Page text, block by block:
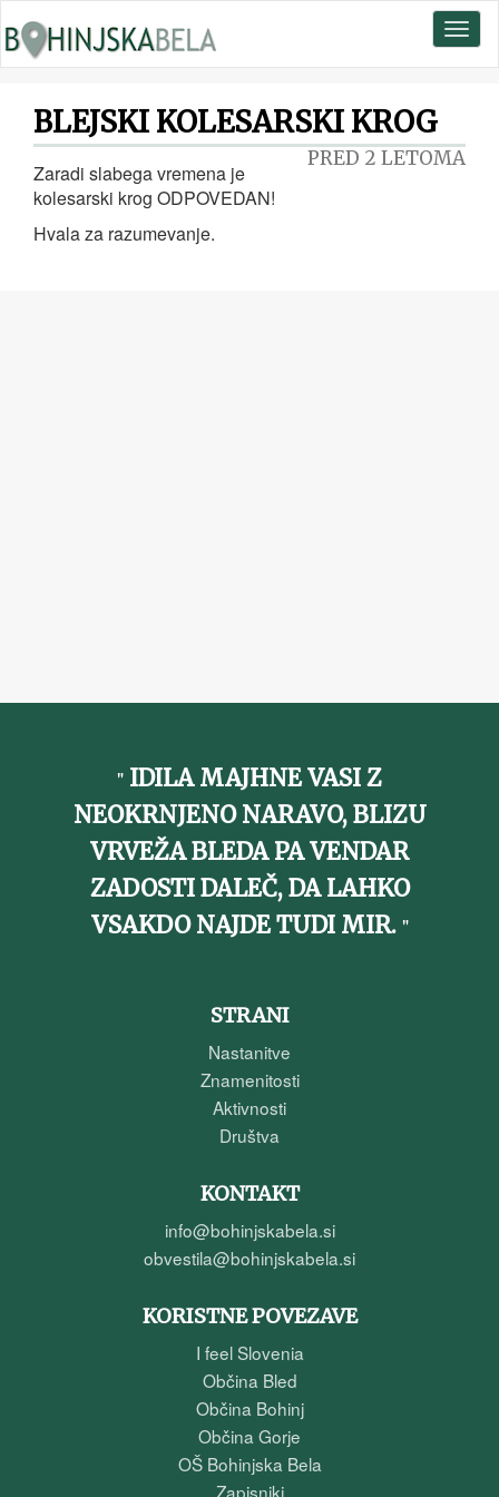
BLEJSKI KOLESARSKI KROG
PRED 2 LETOMA
Zaradi slabega vremena je
kolesarski krog ODPOVEDAN!
Hvala za razumevanje.
IDILA MAJHNE VASI Z
NEOKRNJENO NARAVO, BLIZU
VRVEŽA BLEDA PA VENDAR
ZADOSTI DALEČ, DA LAHKO
VSAKDO NAJDE TUDI MIR.
STRANI
Nastanitve
Znamenitosti
Aktivnosti
Društva
KONTAKT
info@bohinjskabela.si
obvestila@bohinjskabela.si
KORISTNE POVEZAVE
I feel Slovenia
Občina Bled
Občina Bohinj
Občina Gorje
OŠ Bohinjska Bela
Zapisniki